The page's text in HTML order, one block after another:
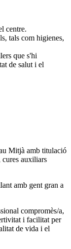
centre.
tals com higienes,
que s'hi
de salut i el
Mitjà amb titulació
cures auxiliars
amb gent gran a
compromès/a,
i facilitat per
de vida i el